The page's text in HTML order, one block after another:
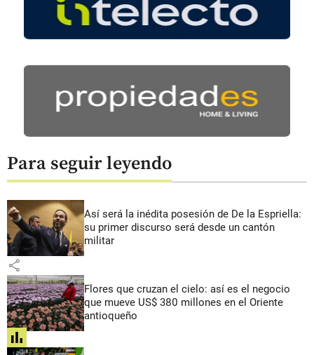
Para seguir leyendo
Así será la inédita posesión de De la Espriella:
su primer discurso será desde un cantón
militar
share
Flores que cruzan el cielo: así es el negocio
que mueve US$ 380 millones en el Oriente
antioqueño
share